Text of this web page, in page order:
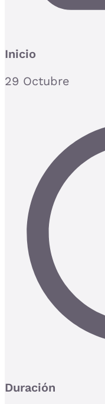
Inicio
29 Octubre
Duración